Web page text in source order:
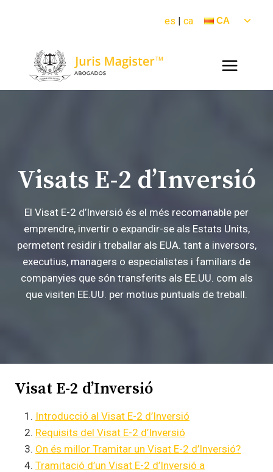
es |ca CA
Visats E-2 d’Inversió
El Visat E-2 d’Inversió és el més recomanable per
emprendre, invertir o expandir-se als Estats Units,
permetent residir i treballar als EUA. tant a inversors,
executius, managers o especialistes i familiars de
companyies que són transferits als EE.UU. com als
que visiten EE.UU. per motius puntuals de treball.
Visat E-2 d’Inversió
Introducció al Visat E-2 d’Inversió
Requisits del Visat E-2 d’Inversió
On és millor Tramitar un Visat E-2 d’Inversió?
Tramitació d’un Visat E-2 d’Inversió a